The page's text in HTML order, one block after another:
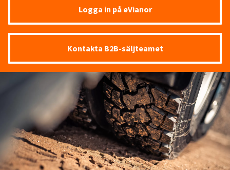
Logga in på eVianor
Kontakta B2B-säljteamet